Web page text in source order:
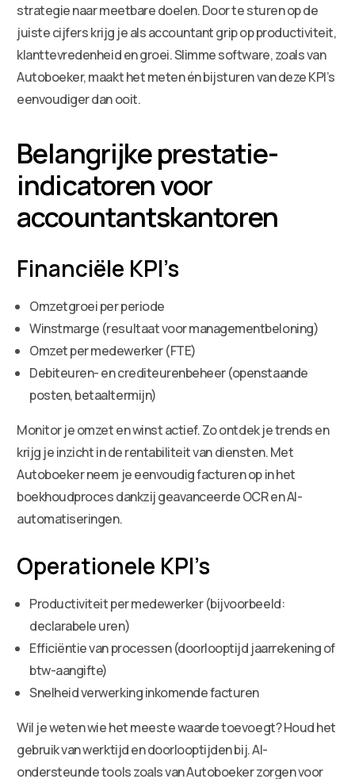
strategie naar meetbare doelen. Door te sturen op de
juiste cijfers krijg je als accountant grip op productiviteit,
klanttevredenheid en groei. Slimme software, zoals van
Autoboeker, maakt het meten én bijsturen van deze KPI’s
eenvoudiger dan ooit.
Belangrijke prestatie-
indicatoren voor
accountantskantoren
Financiële KPI’s
Omzetgroei per periode
Winstmarge (resultaat voor managementbeloning)
Omzet per medewerker (FTE)
Debiteuren- en crediteurenbeheer (openstaande
posten, betaaltermijn)
Monitor je omzet en winst actief. Zo ontdek je trends en
krijg je inzicht in de rentabiliteit van diensten. Met
Autoboeker neem je eenvoudig facturen op in het
boekhoudproces dankzij geavanceerde OCR en AI-
automatiseringen.
Operationele KPI’s
Productiviteit per medewerker (bijvoorbeeld:
declarabele uren)
Efficiëntie van processen (doorlooptijd jaarrekening of
btw-aangifte)
Snelheid verwerking inkomende facturen
Wil je weten wie het meeste waarde toevoegt? Houd het
gebruik van werktijd en doorlooptijden bij. AI-
ondersteunde tools zoals van Autoboeker zorgen voor